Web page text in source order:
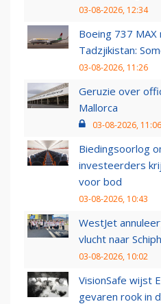
03-08-2026, 12:34
Boeing 737
Tadzjikistan:
03-08-2026, 11:26
Geruzie over
Mallorca
03-08-2026, 11:06
Biedingsoorlog
investeerders
voor bod
03-08-2026, 10:43
WestJet
vlucht naar
03-08-2026, 10:02
VisionSafe wijst
gevaren rook in